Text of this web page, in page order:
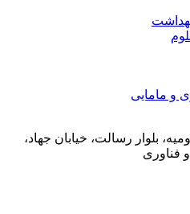
مامایی
بلوار رسالت، خیابان جهاد،